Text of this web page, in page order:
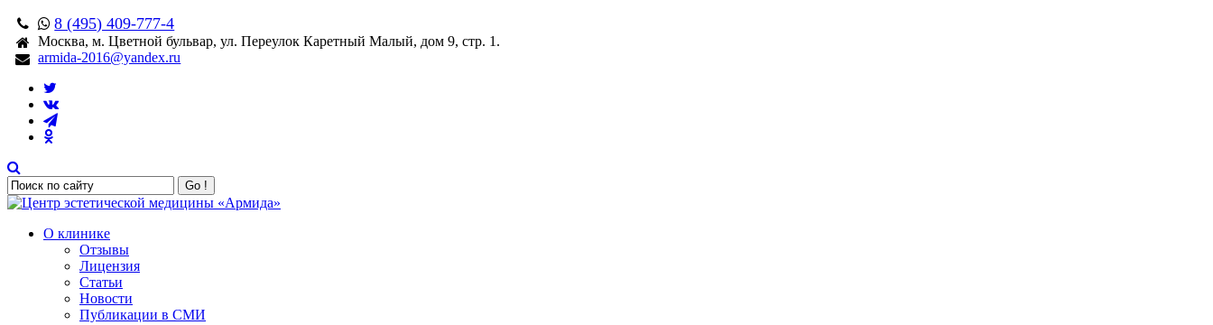
8 (495) 409-777-4
Москва, м. Цветной бульвар, ул. Переулок Каретный Малый, дом 9, стр. 1.
armida-2016@yandex.ru
Go !
О клинике
Отзывы
Лицензия
Статьи
Новости
Публикации в СМИ